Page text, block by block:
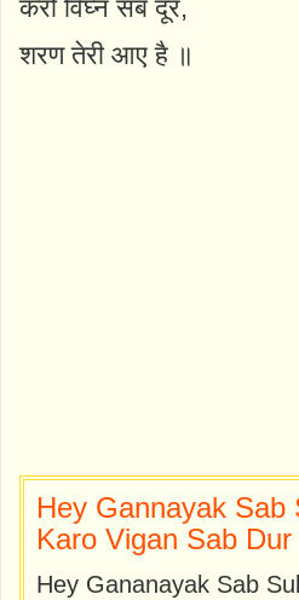
करो विघ्न सब दूर,
शरण तेरी आए है ॥
Hey Gannayak Sab
Karo Vigan Sab
Hey Gananayak Sab